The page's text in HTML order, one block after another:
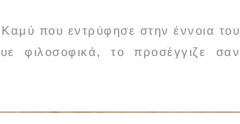
που εντρύφησε στην έννοια του
φιλοσοφικά, το προσέγγιζε σαν